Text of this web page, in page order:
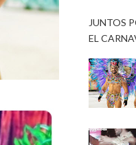
JUNTOS
EL